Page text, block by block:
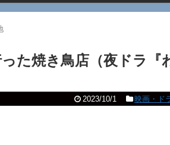
た焼き鳥店（夜ドラ『
2023/10/1 映画・ド